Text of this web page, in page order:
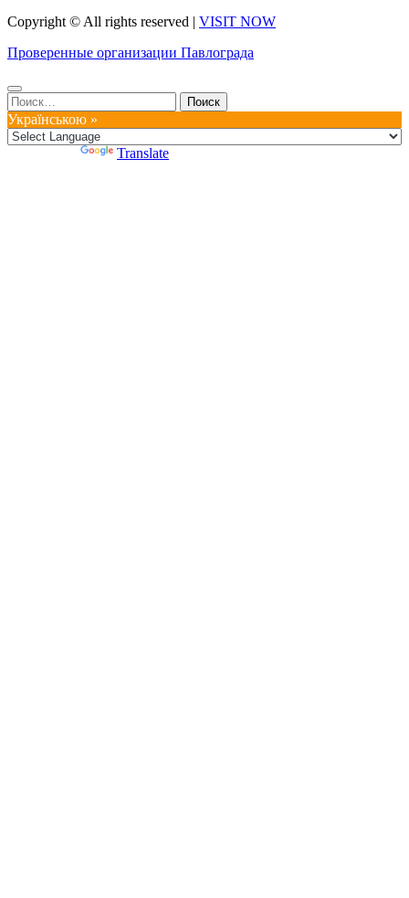
Copyright © All rights reserved | VISIT NOW
Проверенные организации Павлограда
Найти:
Українською »
Translate